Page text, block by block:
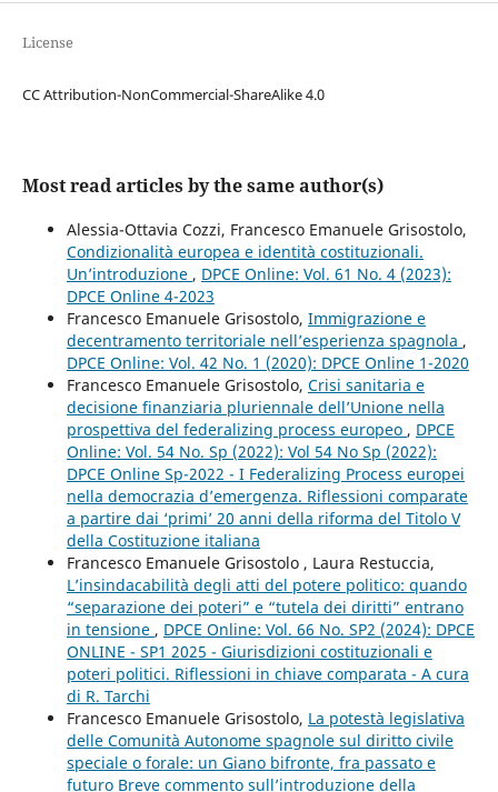
License
CC Attribution-NonCommercial-ShareAlike 4.0
Most read articles by the same author(s)
Alessia-Ottavia Cozzi, Francesco Emanuele Grisostolo,
Condizionalità europea e identità costituzionali.
Un’introduzione , DPCE Online: Vol. 61 No. 4 (2023):
DPCE Online 4-2023
Francesco Emanuele Grisostolo, Immigrazione e
decentramento territoriale nell’esperienza spagnola ,
DPCE Online: Vol. 42 No. 1 (2020): DPCE Online 1-2020
Francesco Emanuele Grisostolo, Crisi sanitaria e
decisione finanziaria pluriennale dell’Unione nella
prospettiva del federalizing process europeo , DPCE
Online: Vol. 54 No. Sp (2022): Vol 54 No Sp (2022):
DPCE Online Sp-2022 - I Federalizing Process europei
nella democrazia d’emergenza. Riflessioni comparate
a partire dai ‘primi’ 20 anni della riforma del Titolo V
della Costituzione italiana
Francesco Emanuele Grisostolo , Laura Restuccia,
L’insindacabilità degli atti del potere politico: quando
“separazione dei poteri” e “tutela dei diritti” entrano
in tensione , DPCE Online: Vol. 66 No. SP2 (2024): DPCE
ONLINE - SP1 2025 - Giurisdizioni costituzionali e
poteri politici. Riflessioni in chiave comparata - A cura
di R. Tarchi
Francesco Emanuele Grisostolo, La potestà legislativa
delle Comunità Autonome spagnole sul diritto civile
speciale o forale: un Giano bifronte, fra passato e
futuro Breve commento sull’introduzione della